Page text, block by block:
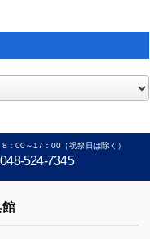
：00～17：00（祝祭日は除く）
524-7345
館